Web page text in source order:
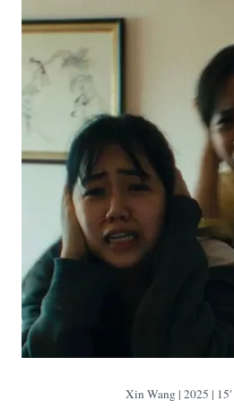
Xin Wang | 2025 |